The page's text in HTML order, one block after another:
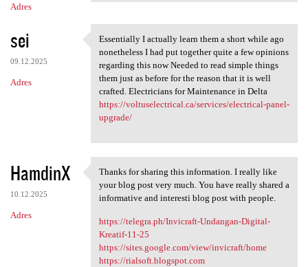
Adres
sei
09.12.2025
Adres
Essentially I actually learn
Essentially I actually learn them a short while ago
nonetheless I had put together quite a few opinions
regarding this now Needed to read simple things
them just as before for the reason that it is well
crafted. Electricians for Maintenance in Delta
https://voltuselectrical.ca/services/electrical-panel-
upgrade/
HamdinX
10.12.2025
Adres
Thanks for sharing this
Thanks for sharing this information. I really like
your blog post very much. You have really shared a
informative and interesti blog post with people.
https://telegra.ph/Invicraft-Undangan-Digital-
Kreatif-11-25
https://sites.google.com/view/invicraft/home
https://rialsoft.blogspot.com